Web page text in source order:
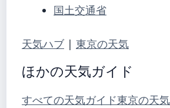
国土交通省
天気ハブ| 東京の天気
ほかの天気ガイド
すべての天気ガイド東京の天気